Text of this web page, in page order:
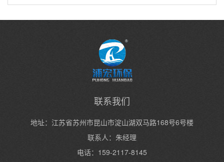
联系我们
地址：江苏省苏州市昆山市淀山湖双马路168号6号楼
联系人：朱经理
电话：159-2117-8145